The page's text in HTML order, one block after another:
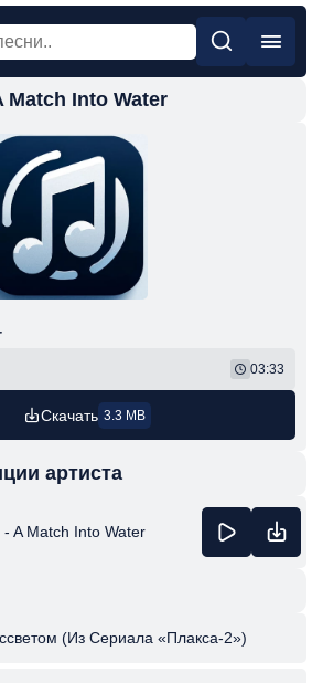
Match Into Water
03:33
Скачать 3.3 MB
артиста
A Match Into Water
(Из Сериала «Плакса-2»)